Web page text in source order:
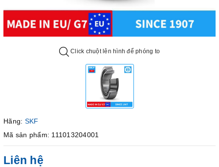
Click chuột lên hình để phóng to
Hãng: SKF
Mã sản phẩm: 111013204001
Liên hệ